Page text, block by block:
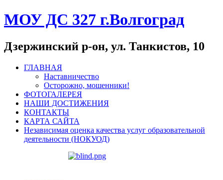
МОУ ДС 327 г.Волгоград
Дзержинский р-он, ул. Танкистов, 10
ГЛАВНАЯ
Наставничество
Осторожно, мошенники!
ФОТОГАЛЕРЕЯ
НАШИ ДОСТИЖЕНИЯ
КОНТАКТЫ
КАРТА САЙТА
Независимая оценка качества услуг образовательной
деятельности (НОКУОД)